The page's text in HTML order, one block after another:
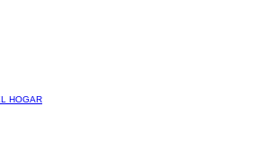
HOGAR